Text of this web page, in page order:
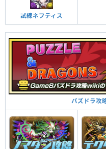
試練ネフティス
パズドラ攻